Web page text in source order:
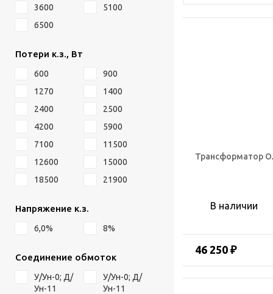
3600
5100
6500
Потери к.з., Вт
600
900
1270
1400
2400
2500
4200
5900
7100
11500
12600
15000
18500
21900
Напряжение к.з.
6,0% 8%
Соединение обмоток
У/Ун-0; Д/
Ун-11
У/Ун-0; Д/
Ун-11
Трансформатор
В наличии
46 250 ₽